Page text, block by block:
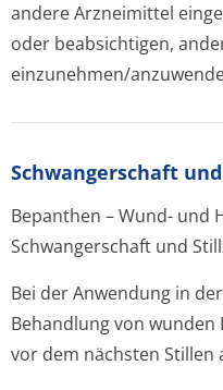
andere Arzneimittel
oder beabsichtigen,
einzunehmen/
Schwangerschaft
Bepanthen – Wund- und
Schwangerschaft und
Bei der Anwendung in
Behandlung von
vor dem nächsten Stillen